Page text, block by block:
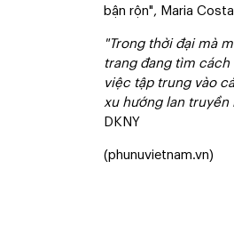
bận rộn", Maria
"Trong thời đại mà
trang đang tìm cách
việc tập trung vào
xu hướng lan truyền
DKNY
(phunuvietnam.vn)